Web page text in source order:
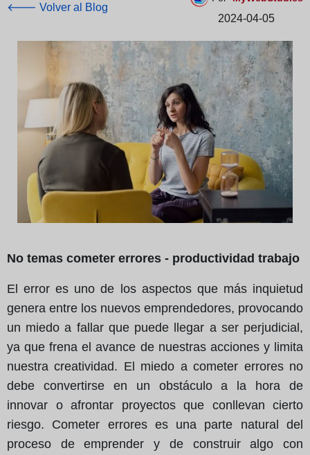
🡐 Volver al Blog
2024-04-05
No temas cometer errores - productividad trabajo
El error es uno de los aspectos que más inquietud
genera entre los nuevos emprendedores, provocando
un miedo a fallar que puede llegar a ser perjudicial,
ya que frena el avance de nuestras acciones y limita
nuestra creatividad. El miedo a cometer errores no
debe convertirse en un obstáculo a la hora de
innovar o afrontar proyectos que conllevan cierto
riesgo. Cometer errores es una parte natural del
proceso de emprender y de construir algo con